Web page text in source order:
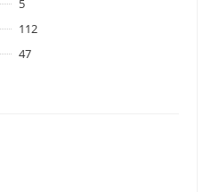
5
112
47